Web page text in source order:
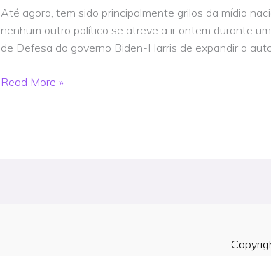
Até agora, tem sido principalmente grilos da mídia
nenhum outro político se atreve a ir ontem durante
de Defesa do governo Biden-Harris de expandir a
voz
política
da
aRead More »